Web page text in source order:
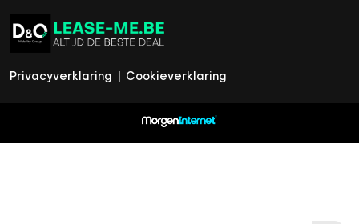
Privacyverklaring Cookieverklaring